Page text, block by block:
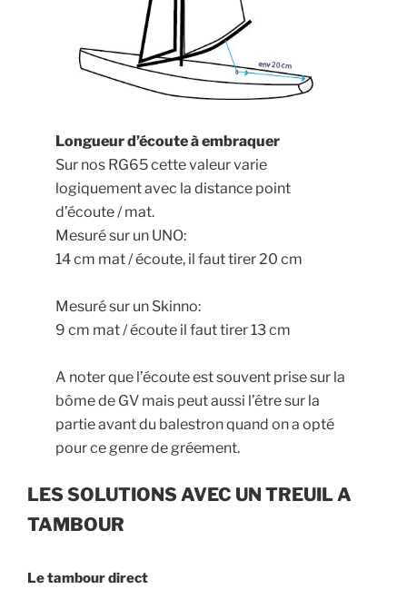
Longueur d’écoute à embraquer
Sur nos RG65 cette valeur varie
logiquement avec la distance point
d’écoute / mat.
Mesuré sur un UNO:
14 cm mat / écoute, il faut tirer 20 cm
Mesuré sur un Skinno:
9 cm mat / écoute il faut tirer 13 cm
A noter que l’écoute est souvent prise sur la
bôme de GV mais peut aussi l’être sur la
partie avant du balestron quand on a opté
pour ce genre de gréement.
LES SOLUTIONS AVEC UN TREUIL A
TAMBOUR
Le tambour direct